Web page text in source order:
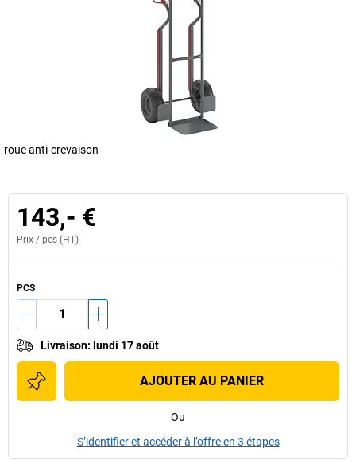
roue anti-crevaison
143,- €
Prix / pcs (HT)
PCS
Livraison: lundi 17 août
AJOUTER AU PANIER
Ou
S’identifier et accéder à l’offre en 3 étapes